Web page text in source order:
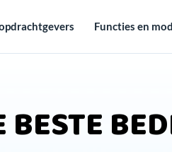
Functies en
BESTE